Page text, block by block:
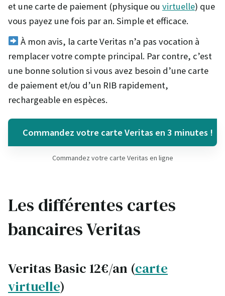
et une carte de paiement (physique ou virtuelle) que
vous payez une fois par an. Simple et efficace.
À mon avis, la carte Veritas n’a pas vocation à
remplacer votre compte principal. Par contre, c’est
une bonne solution si vous avez besoin d’une carte
de paiement et/ou d’un RIB rapidement,
rechargeable en espèces.
Commandez votre carte Veritas en 3 minutes !
Commandez votre carte Veritas en ligne
Les différentes cartes
bancaires Veritas
Veritas Basic 12€/an (carte
virtuelle)